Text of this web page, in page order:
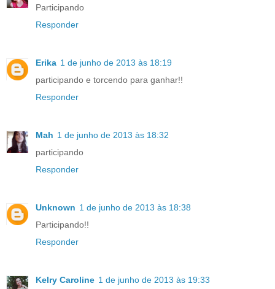
Participando
Responder
Erika 1 de junho de 2013 às 18:19
participando e torcendo para ganhar!!
Responder
Mah 1 de junho de 2013 às 18:32
participando
Responder
Unknown 1 de junho de 2013 às 18:38
Participando!!
Responder
Kelry Caroline 1 de junho de 2013 às 19:33